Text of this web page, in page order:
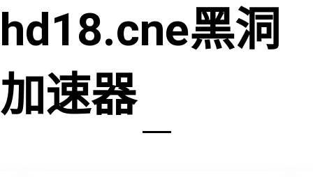
hd18.cne黑洞
加速器